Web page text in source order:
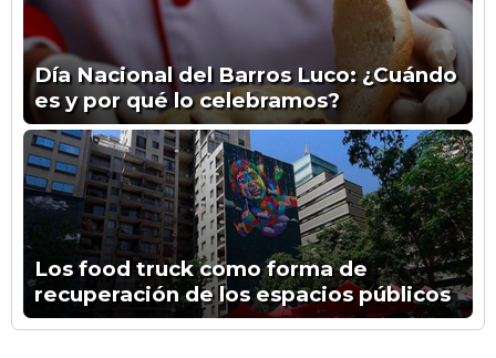
Día Nacional del Barros Luco: ¿Cuándo
es y por qué lo celebramos?
Los food truck como forma de
recuperación de los espacios públicos